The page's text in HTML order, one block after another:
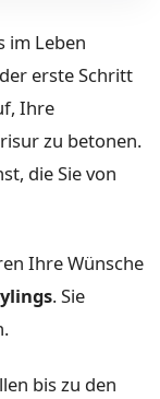
im Leben
erste Schritt
Ihre
zu betonen.
die Sie von
Ihre Wünsche
. Sie
bis zu den